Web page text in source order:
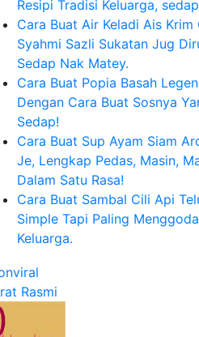
Resipi Tradisi Keluarga,
Cara Buat Air Keladi Ais Krim
Syahmi Sazli Sukatan Jug
Sedap Nak Matey.
Cara Buat Popia Basah
Dengan Cara Buat Sosnya
Sedap!
Cara Buat Sup Ayam Siam
Je, Lengkap Pedas, Masin,
Dalam Satu Rasa!
Cara Buat Sambal Cili Api
Simple Tapi Paling
Keluarga.
Rasmi